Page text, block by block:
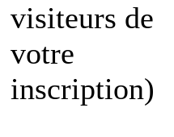
visiteurs de
votre
inscription)